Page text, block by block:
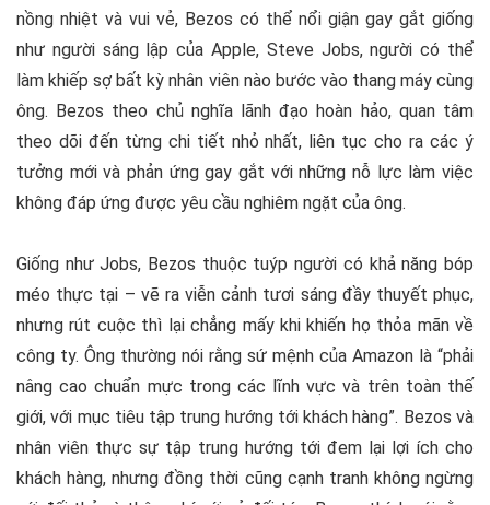
nồng nhiệt và vui vẻ, Bezos có thể nổi giận gay gắt giống
như người sáng lập của Apple, Steve Jobs, người có thể
làm khiếp sợ bất kỳ nhân viên nào bước vào thang máy cùng
ông. Bezos theo chủ nghĩa lãnh đạo hoàn hảo, quan tâm
theo dõi đến từng chi tiết nhỏ nhất, liên tục cho ra các ý
tưởng mới và phản ứng gay gắt với những nỗ lực làm việc
không đáp ứng được yêu cầu nghiêm ngặt của ông.
Giống như Jobs, Bezos thuộc tuýp người có khả năng bóp
méo thực tại – vẽ ra viễn cảnh tươi sáng đầy thuyết phục,
nhưng rút cuộc thì lại chẳng mấy khi khiến họ thỏa mãn về
công ty. Ông thường nói rằng sứ mệnh của Amazon là “phải
nâng cao chuẩn mực trong các lĩnh vực và trên toàn thế
giới, với mục tiêu tập trung hướng tới khách hàng”. Bezos và
nhân viên thực sự tập trung hướng tới đem lại lợi ích cho
khách hàng, nhưng đồng thời cũng cạnh tranh không ngừng